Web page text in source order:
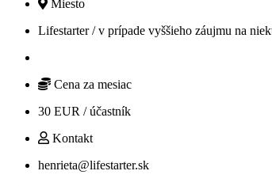
Miesto
Lifestarter / v prípade vyššieho záujmu na
Cena za mesiac
30 EUR / účastník
Kontakt
henrieta@lifestarter.sk